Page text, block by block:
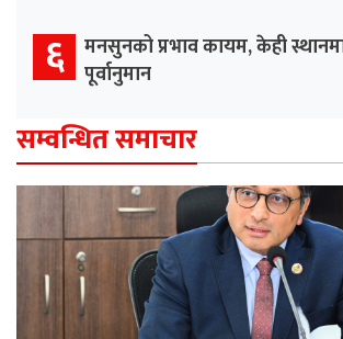
६ मनसुनको प्रभाव कायम, केही स्थानमा
पूर्वानुमान
सम्वन्धित समाचार